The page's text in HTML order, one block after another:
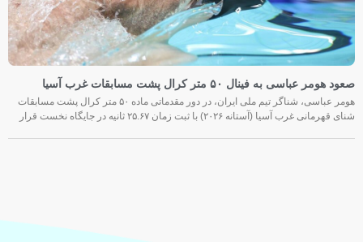
صعود هومر عباسی به فینال ۵۰ متر کرال پشت مسابقات غرب آسیا
هومر عباسی، شناگر تیم ملی ایران، در دور مقدماتی ماده ۵۰ متر کرال پشت مسابقات
شنای قهرمانی غرب آسیا (آستانه ۲۰۲۶) با ثبت زمان ۲۵.۶۷ ثانیه در جایگاه نخست قرار